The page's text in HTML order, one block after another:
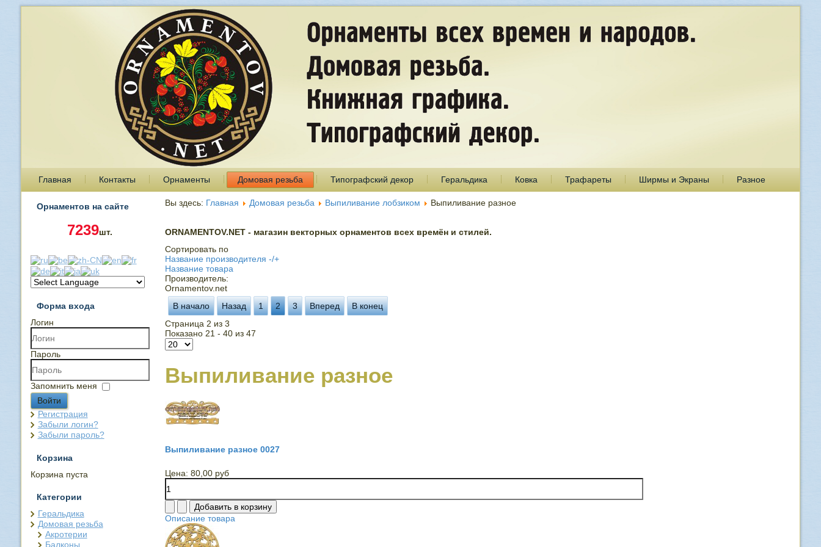
Главная Контакты Орнаменты Домовая резьба Типографский декор Геральдика Ковка Трафареты Ширмы и Экраны Разное
Орнаментов на сайте
7239шт.
Форма входа
Логин
Пароль
Запомнить меня
Войти
Регистрация
Забыли логин?
Забыли пароль?
Корзина
Корзина пуста
Категории
Геральдика
Домовая резьба
Акротерии
Балконы
Вы здесь: Главная Домовая резьба Выпиливание лобзиком Выпиливание разное
ORNAMENTOV.NET - магазин векторных орнаментов всех времён и стилей.
Сортировать по
Название производителя -/+
Название товара
Производитель:
Ornamentov.net
В начало
Назад 1 2 3 Вперед
В конец
Страница 2 из 3
Показано 21 - 40 из 47
Выпиливание разное
Выпиливание разное 0027
Цена: 80,00 руб
Описание товара